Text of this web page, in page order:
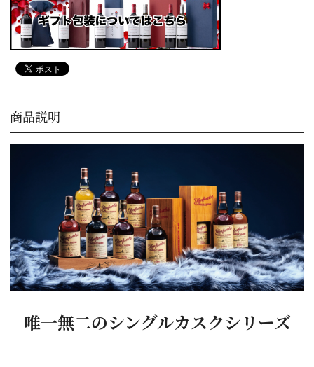
商品説明
唯一無二のシングルカスクシリーズ